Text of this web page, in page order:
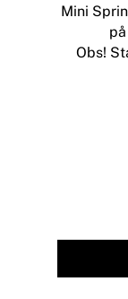
Mini
Obs!